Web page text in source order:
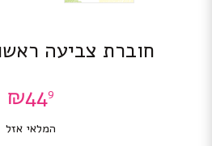
חוברת צביעה
₪449
המלאי אזל